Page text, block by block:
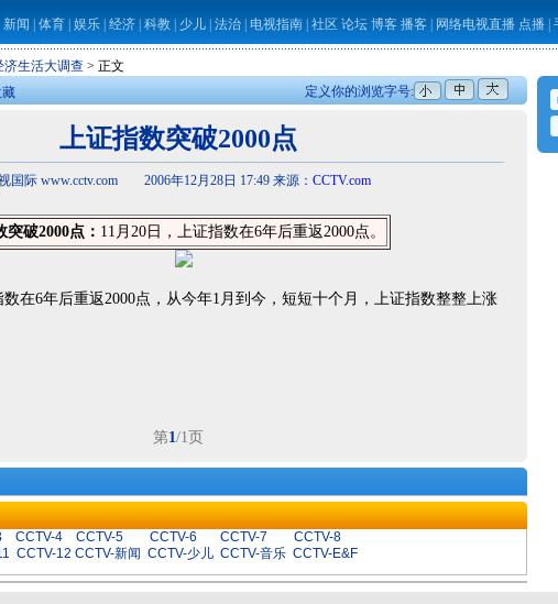
新闻 体育 娱乐 经济 科教 少儿 法治 电视指南 社区 论坛 博客 播客 网络电视直播 点播
济生活大调查 > 正文
定义你的浏览字号:
上证指数突破2000点
国际 www.cctv.com 2006年12月28日 17:49 来源： CCTV.com
突破2000点： 11月20日，上证指数在6年后重返2000点。
6年后重返2000点，从今年1月到今，短短十个月，上证指数整整上涨
第1/1页
CCTV-4 CCTV-5 CCTV-6 CCTV-7
CCTV-8
CCTV-12 CCTV-新闻 CCTV-少儿 CCTV-音乐 CCTV-E&F